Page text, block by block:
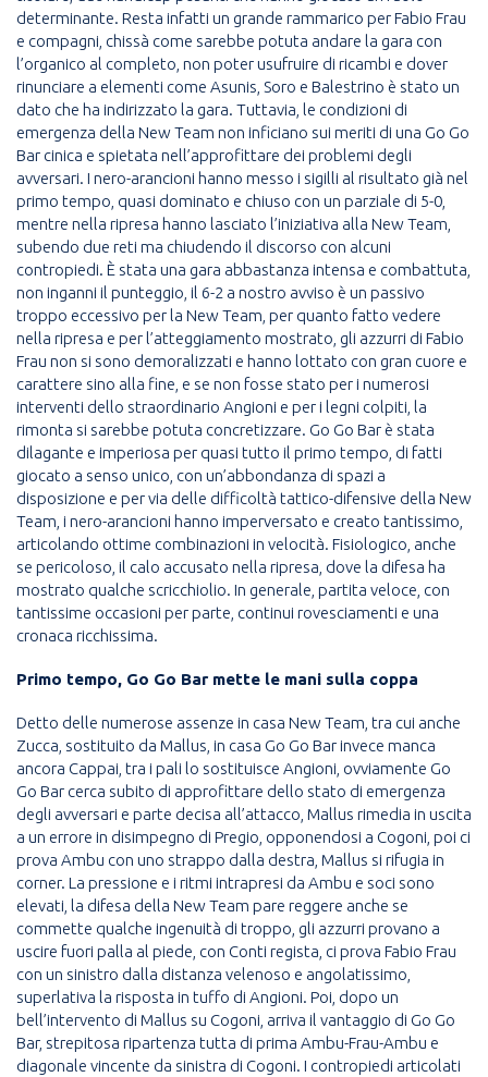
determinante. Resta infatti un grande rammarico per Fabio Frau
e compagni, chissà come sarebbe potuta andare la gara con
l’organico al completo, non poter usufruire di ricambi e dover
rinunciare a elementi come Asunis, Soro e Balestrino è stato un
dato che ha indirizzato la gara. Tuttavia, le condizioni di
emergenza della New Team non inficiano sui meriti di una Go Go
Bar cinica e spietata nell’approfittare dei problemi degli
avversari. I nero-arancioni hanno messo i sigilli al risultato già nel
primo tempo, quasi dominato e chiuso con un parziale di 5-0,
mentre nella ripresa hanno lasciato l’iniziativa alla New Team,
subendo due reti ma chiudendo il discorso con alcuni
contropiedi. È stata una gara abbastanza intensa e combattuta,
non inganni il punteggio, il 6-2 a nostro avviso è un passivo
troppo eccessivo per la New Team, per quanto fatto vedere
nella ripresa e per l’atteggiamento mostrato, gli azzurri di Fabio
Frau non si sono demoralizzati e hanno lottato con gran cuore e
carattere sino alla fine, e se non fosse stato per i numerosi
interventi dello straordinario Angioni e per i legni colpiti, la
rimonta si sarebbe potuta concretizzare. Go Go Bar è stata
dilagante e imperiosa per quasi tutto il primo tempo, di fatti
giocato a senso unico, con un’abbondanza di spazi a
disposizione e per via delle difficoltà tattico-difensive della New
Team, i nero-arancioni hanno imperversato e creato tantissimo,
articolando ottime combinazioni in velocità. Fisiologico, anche
se pericoloso, il calo accusato nella ripresa, dove la difesa ha
mostrato qualche scricchiolio. In generale, partita veloce, con
tantissime occasioni per parte, continui rovesciamenti e una
cronaca ricchissima.
Primo tempo, Go Go Bar mette le mani sulla coppa
Detto delle numerose assenze in casa New Team, tra cui anche
Zucca, sostituito da Mallus, in casa Go Go Bar invece manca
ancora Cappai, tra i pali lo sostituisce Angioni, ovviamente Go
Go Bar cerca subito di approfittare dello stato di emergenza
degli avversari e parte decisa all’attacco, Mallus rimedia in uscita
a un errore in disimpegno di Pregio, opponendosi a Cogoni, poi ci
prova Ambu con uno strappo dalla destra, Mallus si rifugia in
corner. La pressione e i ritmi intrapresi da Ambu e soci sono
elevati, la difesa della New Team pare reggere anche se
commette qualche ingenuità di troppo, gli azzurri provano a
uscire fuori palla al piede, con Conti regista, ci prova Fabio Frau
con un sinistro dalla distanza velenoso e angolatissimo,
superlativa la risposta in tuffo di Angioni. Poi, dopo un
bell’intervento di Mallus su Cogoni, arriva il vantaggio di Go Go
Bar, strepitosa ripartenza tutta di prima Ambu-Frau-Ambu e
diagonale vincente da sinistra di Cogoni. I contropiedi articolati